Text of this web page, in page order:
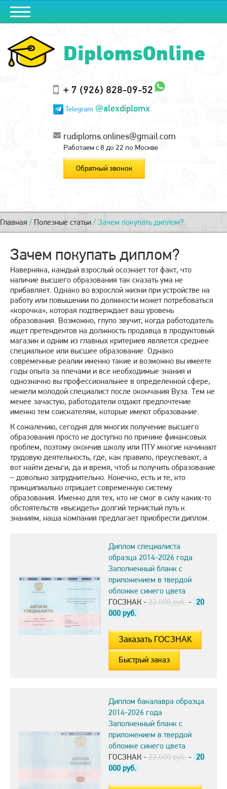
DiplomsOnline
+ 7 (926) 828-09-52
Telegram @alexdiplomx
rudiploms.onlines@gmail.com
Работаем с 8 до 22 по Москве
Обратный звонок
Главная / Полезные статьи / Зачем покупать диплом?
Зачем покупать диплом?
Наверняка, каждый взрослый осознает тот факт, что
наличие высшего образования так сказать ума не
прибавляет. Однако во взрослой жизни при устройстве на
работу или повышении по должности может потребоваться
«корочка», которая подтверждает ваш уровень
образования. Возможно, глупо звучит, когда работодатель
ищет претендентов на должность продавца в продуктовый
магазин и одним из главных критериев является среднее
специальное или высшее образование. Однако
современные реалии именно такие и возможно вы имеете
годы опыта за плечами и все необходимые знания и
однозначно вы профессиональнее в определенной сфере,
нежели молодой специалист после окончания Вуза. Тем не
менее зачастую, работодатели отдают предпочтение
именно тем соискателям, которые имеют образование.
К сожалению, сегодня для многих получение высшего
образования просто не доступно по причине финансовых
проблем, поэтому окончив школу или ПТУ многие начинают
трудовую деятельность, где, как правило, преуспевают, а
вот найти деньги, да и время, чтоб ы получить образование
– довольно затруднительно. Конечно, есть и те, кто
принципиально отрицает современную систему
образования. Именно для тех, кто не смог в силу каких-то
обстоятельств «высидеть» долгий тернистый путь к
знаниям, наша компания предлагает приобрести диплом.
Диплом специалиста
образца 2014-2026 года
Заполненный бланк с
приложением в твердой
обложке синего цвета
ГОСЗНАК - 22.000 руб. - 20
000 руб.
Быстрый заказ
Диплом бакалавра образца
2014-2026 года
Заполненный бланк с
приложением в твердой
обложке синего цвета
ГОСЗНАК - 22.000 руб. - 20
000 руб.